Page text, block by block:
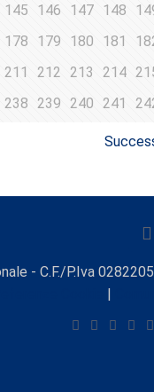
145 146 147 148
178 179 180 181
211 212 213 214
238 239 240 241
- C.F./P.Iva
|